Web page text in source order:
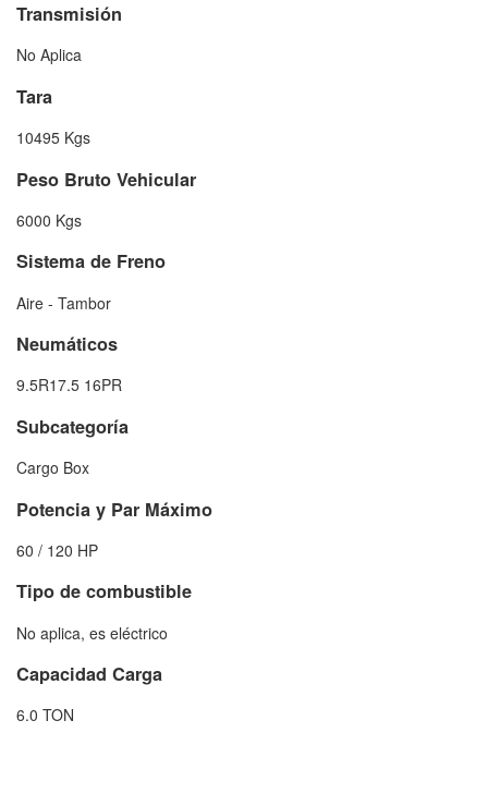
Transmisión
No Aplica
Tara
10495 Kgs
Peso Bruto Vehicular
6000 Kgs
Sistema de Freno
Aire - Tambor
Neumáticos
9.5R17.5 16PR
Subcategoría
Cargo Box
Potencia y Par Máximo
60 / 120 HP
Tipo de combustible
No aplica, es eléctrico
Capacidad Carga
6.0 TON